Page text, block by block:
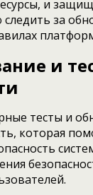
и
за
и
тесты и
которая